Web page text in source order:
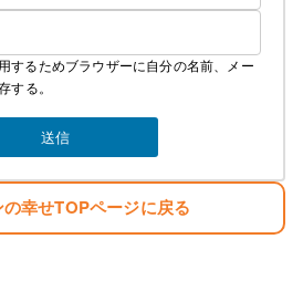
するためブラウザーに自分の名前、メー
する。
幸せTOPページに戻る